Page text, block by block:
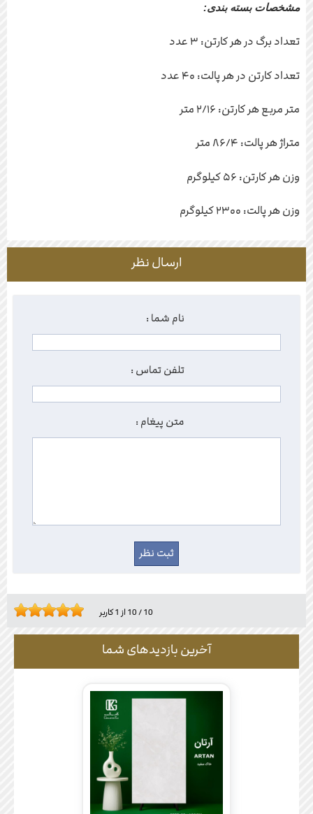
مشخصات بسته بندی:
تعداد برگ در هر کارتن: ۳ عدد
تعداد کارتن در هر پالت: ۴۰ عدد
متر مربع هر کارتن: ۲/۱۶ متر
متراژ هر پالت: ۸۶/۴ متر
وزن هر کارتن: ۵۶ کیلوگرم
وزن هر پالت: ۲۳۰۰ کیلوگرم
ارسال نظر
نام شما :
تلفن تماس :
متن پیغام :
10/10 از 1کاربر
آخرین بازدیدهای شما